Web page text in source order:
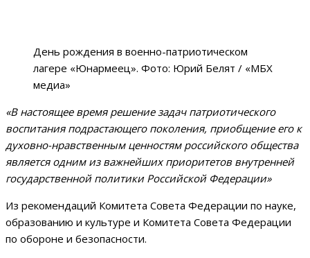
День рождения в военно-патриотическом
лагере «Юнармеец». Фото: Юрий Белят / «МБХ
медиа»
«В настоящее время решение задач патриотического
воспитания подрастающего поколения, приобщение его к
духовно-нравственным ценностям российского общества
является одним из важнейших приоритетов внутренней
государственной политики Российской Федерации»
Из рекомендаций Комитета Совета Федерации по науке,
образованию и культуре и Комитета Совета Федерации
по обороне и безопасности.